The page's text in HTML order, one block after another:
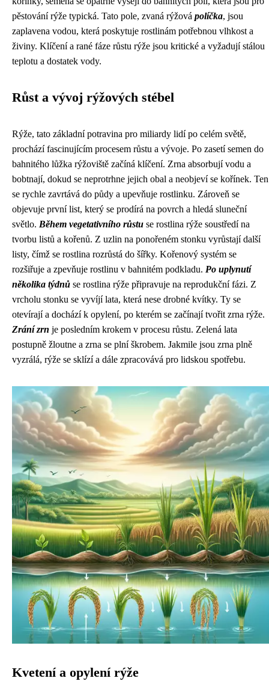
pěstování rýže typická. Tato pole, zvaná rýžová políčka, jsou
zaplavena vodou, která poskytuje rostlinám potřebnou vlhkost a
živiny. Klíčení a rané fáze růstu rýže jsou kritické a vyžadují stálou
teplotu a dostatek vody.
Růst a vývoj rýžových stébel
Rýže, tato základní potravina pro miliardy lidí po celém světě,
prochází fascinujícím procesem růstu a vývoje. Po zasetí semen do
bahnitého lůžka rýžoviště začíná klíčení. Zrna absorbují vodu a
bobtnají, dokud se neprotrhne jejich obal a neobjeví se kořínek. Ten
se rychle zavrtává do půdy a upevňuje rostlinku. Zároveň se
objevuje první list, který se prodírá na povrch a hledá sluneční
světlo. Během vegetativního růstu se rostlina rýže soustředí na
tvorbu listů a kořenů. Z uzlin na ponořeném stonku vyrůstají další
listy, čímž se rostlina rozrůstá do šířky. Kořenový systém se
rozšiřuje a zpevňuje rostlinu v bahnitém podkladu. Po uplynutí
několika týdnů se rostlina rýže připravuje na reprodukční fázi. Z
vrcholu stonku se vyvíjí lata, která nese drobné kvítky. Ty se
otevírají a dochází k opylení, po kterém se začínají tvořit zrna rýže.
Zrání zrn je posledním krokem v procesu růstu. Zelená lata
postupně žloutne a zrna se plní škrobem. Jakmile jsou zrna plně
vyzrálá, rýže se sklízí a dále zpracovává pro lidskou spotřebu.
Kvetení a opylení rýže